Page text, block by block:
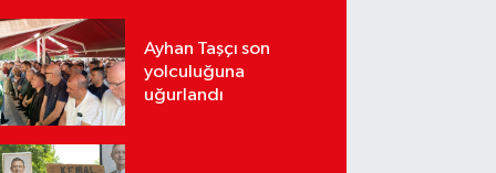
Ayhan Taşçı son
yolculuğuna
uğurlandı